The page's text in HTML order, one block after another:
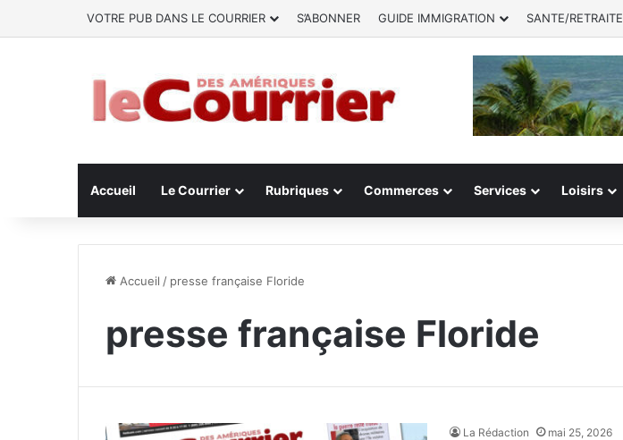
VOTRE PUB DANS LE COURRIER S’ABONNER GUIDE IMMIGRATION SANTE/RETRAITE
Accueil Le Courrier Rubriques Commerces Services Loisirs
Accueil / presse française Floride
presse française Floride
La Rédaction mai 25, 2026